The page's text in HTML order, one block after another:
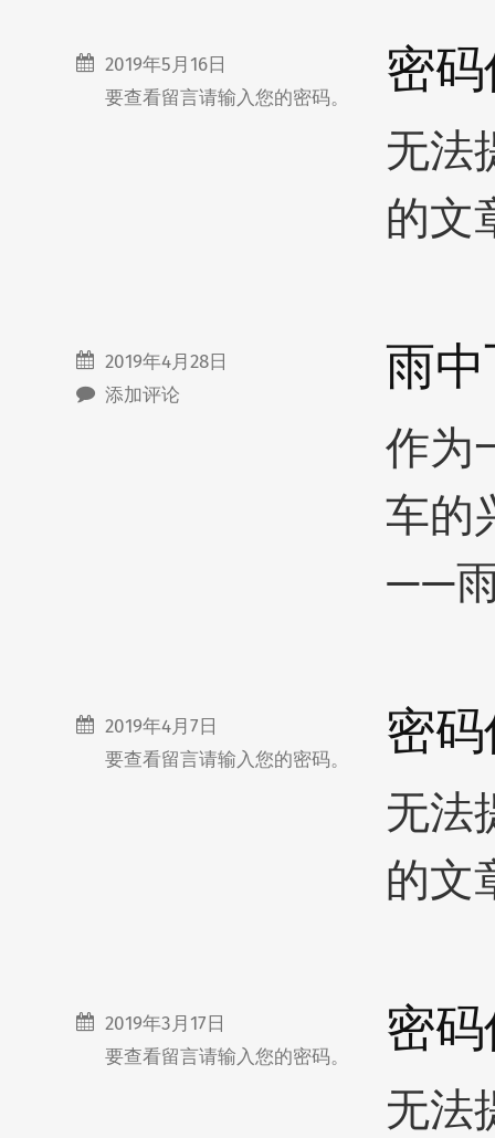
密
2019年5月16日
要查看留言请输入您的密码。
无法
的文
雨
2019年4月28日
添加评论
作为
车的
——
密
2019年4月7日
要查看留言请输入您的密码。
无法
的文
密
2019年3月17日
要查看留言请输入您的密码。
无法